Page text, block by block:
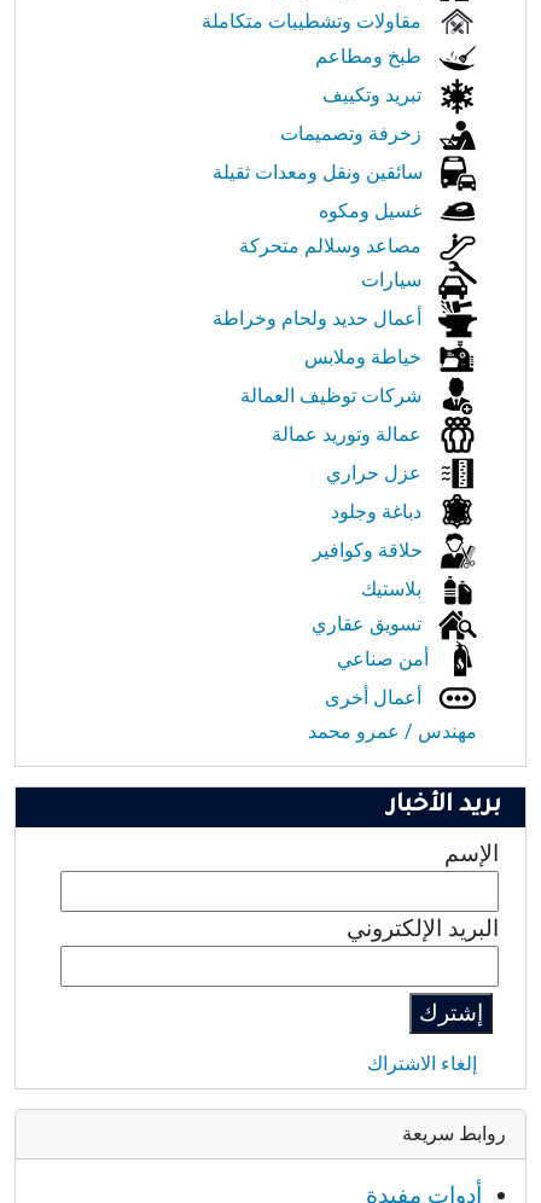
مقاولات وتشطيبات متكاملة
طبخ ومطاعم
تبريد وتكييف
زخرفة وتصميمات
سائقين ونقل ومعدات ثقيلة
غسيل ومكوه
مصاعد وسلالم متحركة
سيارات
أعمال حديد ولحام وخراطة
خياطة وملابس
شركات توظيف العمالة
عمالة وتوريد عمالة
عزل حراري
دباغة وجلود
حلاقة وكوافير
بلاستيك
تسويق عقاري
أمن صناعي
أعمال أخرى
مهندس / عمرو محمد
بريد الأخبار
الإسم
البريد الإلكتروني
إلغاء الاشتراك
روابط سريعة
أدوات مفيدة